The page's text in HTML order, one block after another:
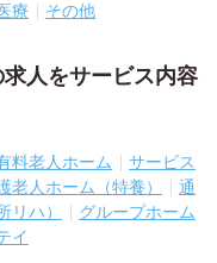
療 その他
人をサービス内容
料老人ホーム
サービス
老人ホーム（特養）
通
リハ）
グループホーム
イ